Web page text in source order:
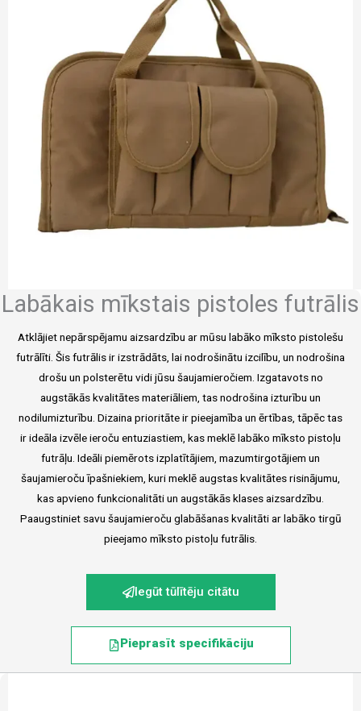
Labākais mīkstais pistoles futrālis
Atklājiet nepārspējamu aizsardzību ar mūsu labāko mīksto pistolešu
futrālīti. Šis futrālis ir izstrādāts, lai nodrošinātu izcilību, un nodrošina
drošu un polsterētu vidi jūsu šaujamieročiem. Izgatavots no
augstākās kvalitātes materiāliem, tas nodrošina izturību un
nodilumizturību. Dizaina prioritāte ir pieejamība un ērtības, tāpēc tas
ir ideāla izvēle ieroču entuziastiem, kas meklē labāko mīksto pistoļu
futrāļu. Ideāli piemērots izplatītājiem, mazumtirgotājiem un
šaujamieroču īpašniekiem, kuri meklē augstas kvalitātes risinājumu,
kas apvieno funkcionalitāti un augstākās klases aizsardzību.
Paaugstiniet savu šaujamieroču glabāšanas kvalitāti ar labāko tirgū
pieejamo mīksto pistoļu futrālis.
Iegūt tūlītēju citātu
Pieprasīt specifikāciju